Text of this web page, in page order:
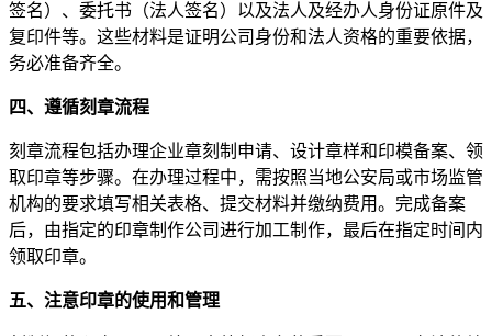
签名）、委托书（法人签名）以及法人及经办人身份证原件及
复印件等。这些材料是证明公司身份和法人资格的重要依据，
务必准备齐全。
四、遵循刻章流程
刻章流程包括办理企业章刻制申请、设计章样和印模备案、领
取印章等步骤。在办理过程中，需按照当地公安局或市场监管
机构的要求填写相关表格、提交材料并缴纳费用。完成备案
后，由指定的印章制作公司进行加工制作，最后在指定时间内
领取印章。
五、注意印章的使用和管理